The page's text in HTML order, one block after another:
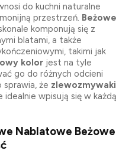
do kuchni naturalne
przestrzeń. Beżowe
komponują się z
blatami, a także
takimi jak
kolor jest na tyle
go do różnych odcieni
że zlewozmywaki
wpisują się w każdą
Nablatowe Beżowe